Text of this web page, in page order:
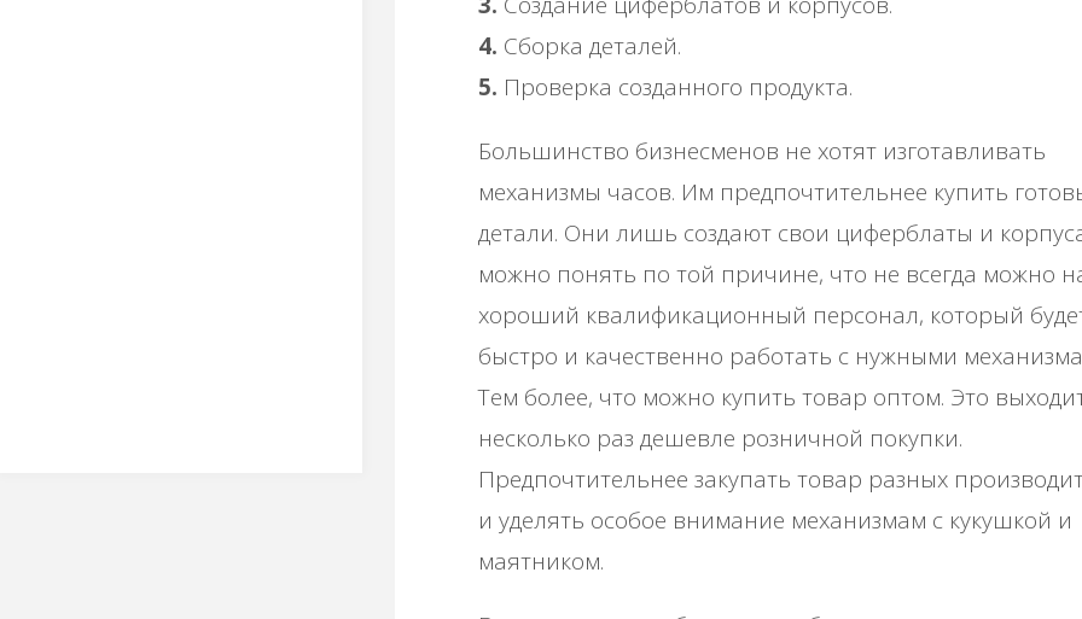
4. Сборка деталей.
5. Проверка созданного продукта.
Большинство бизнесменов не хотят изготавливать
механизмы часов. Им предпочтительнее купить
детали. Они лишь создают свои циферблаты и
можно понять по той причине, что не всегда можно
хороший квалификационный персонал, который
быстро и качественно работать с нужными
Тем более, что можно купить товар оптом. Это
несколько раз дешевле розничной покупки.
Предпочтительнее закупать товар разных
и уделять особое внимание механизмам с кукушкой и
маятником.